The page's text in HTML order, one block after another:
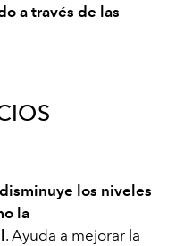
a través de las
los niveles
la
. Ayuda a mejorar la